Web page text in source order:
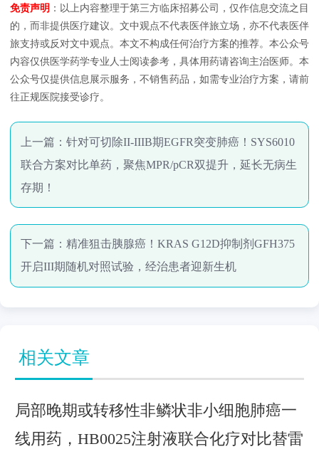
免责声明 ：以上内容整理于第三方临床招募公司，仅作信息交流之目
的，而非提供医疗建议。文中观点不代表医伴旅立场，亦不代表医伴
旅支持或反对文中观点。本文不构成任何治疗方案的推荐。本公众号
内容仅供医学药学专业人士阅读参考，具体用药请咨询主治医师。本
公众号仅提供信息展示服务，不销售药品，如需专业治疗方案，请前
往正规医院接受诊疗。
上一篇：针对可切除II-IIIB期EGFR突变肺癌！SYS6010
联合方案对比单药，聚焦MPR/pCR双提升，延长无病生
存期！
下一篇：精准狙击胰腺癌！KRAS G12D抑制剂GFH375
开启III期随机对照试验，经治患者迎新生机
相关文章
局部晚期或转移性非鳞状非小细胞肺癌一
线用药，HB0025注射液联合化疗对比替雷